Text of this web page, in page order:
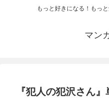
もっと好きになる！もっ
マン
『犯人の犯沢さん